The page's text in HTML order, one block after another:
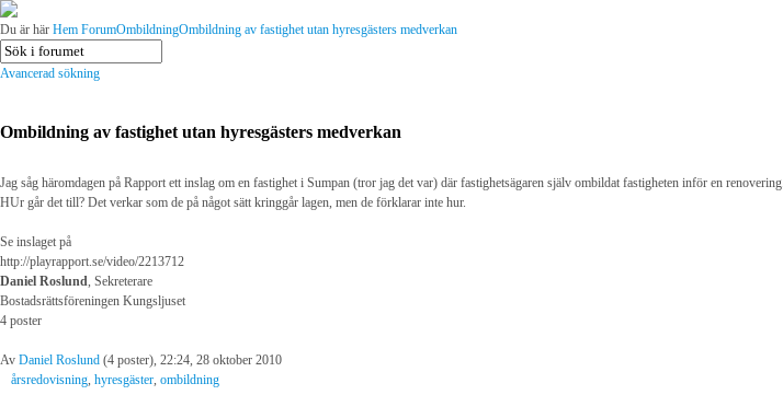
Du är här Hem ForumOmbildningOmbildning av fastighet utan hyresgästers medverkan
Avancerad sökning
Ombildning av fastighet utan hyresgästers medverkan
Jag såg häromdagen på Rapport ett inslag om en fastighet i Sumpan (tror jag det var) där fastighetsägaren själv ombildat fastigheten inför en renovering.
HUr går det till? Det verkar som de på något sätt kringgår lagen, men de förklarar inte hur.
Se inslaget på
http://playrapport.se/video/2213712
Daniel Roslund , Sekreterare
Bostadsrättsföreningen Kungsljuset
4 poster
Av Daniel Roslund (4 poster), 22:24, 28 oktober 2010
årsredovisning hyresgäster ombildning